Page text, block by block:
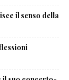
il senso della